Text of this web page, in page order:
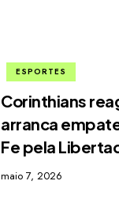
ESPORTES
Corinthians
arranca
Fe pela
maio 7, 2026